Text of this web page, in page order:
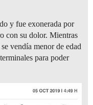
y fue exonerada por
con su dolor. Mientras
vendía menor de edad
para poder